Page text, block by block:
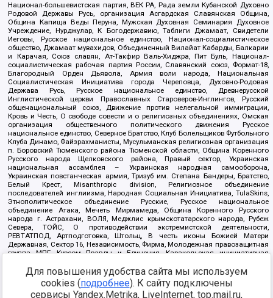
Национал-большевистская партия, ВЕК РА, Рада земли Кубанской Духовно
Родовой Державы Русь, организация Асгардская Славянская Община,
Община Капища Веды Перуна, Мужская Духовная Семинария Духовное
Учреждение, Нурджулар, К Богодержавию, Таблиги Джамаат, Свидетели
Иеговы, Русское национальное единство, Национал-социалистическое
общество, Джамаат мувахидов, Объединенный Вилайат Кабарды, Балкарии
и Карачая, Союз славян, Ат-Такфир Валь-Хиджра, Пит Буль, Национал-
социалистическая рабочая партия России, Славянский союз, Формат-18,
Благородный Орден Дьявола, Армия воли народа, Национальная
Социалистическая Инициатива города Череповца, Духовно-Родовая
Держава Русь, Русское национальное единство, Древнерусской
Инглистической церкви Православных Староверов-Инглингов, Русский
общенациональный союз, Движение против нелегальной иммиграции,
Кровь и Честь, О свободе совести и о религиозных объединениях, Омская
организация общественного политического движения Русское
национальное единство, Северное Братство, Клуб Болельщиков Футбольного
Клуба Динамо, Файзрахманисты, Мусульманская религиозная организация
п. Боровский Тюменского района Тюменской области, Община Коренного
Русского народа Щелковского района, Правый сектор, Украинская
национальная ассамблея – Украинская народная самооборона,
Украинская повстанческая армия, Тризуб им. Степана Бандеры, Братство,
Белый Крест, Misanthropic division, Религиозное объединение
последователей инглиизма, Народная Социальная Инициатива, TulaSkins,
Этнополитическое объединение Русские, Русское национальное
объединение Атака, Мечеть Мирмамеда, Община Коренного Русского
народа г. Астрахани, ВОЛЯ, Меджлис крымскотатарского народа, Рубеж
Севера, ТОЙС, О противодействии экстремистской деятельности,
РЕВТАТПОД, Артподготовка, Штольц, В честь иконы Божией Матери
Державная, Сектор 16, Независимость, Фирма, Молодежная правозащитная
группа МПГ, Курсом Правды и Единения, Каракольская инициативная
Благотворительный пансионат Ак Умут, Русская республика Русь,
Арестантское уголовное единство, Башкорт, Нация и свобода, W.H.С., Фалунь
Дафа, Иртыш Ultras, Русский Патриотический клуб-Новокузнецк/РПК,
Сибирский державный союз, Фонд борьбы с коррупцией, Фонд защиты прав
Для повышения удобства сайта мы используем
cookies (подробнее). К сайту подключены
сервисы Yandex.Metrika, LiveInternet, top.mail.ru,